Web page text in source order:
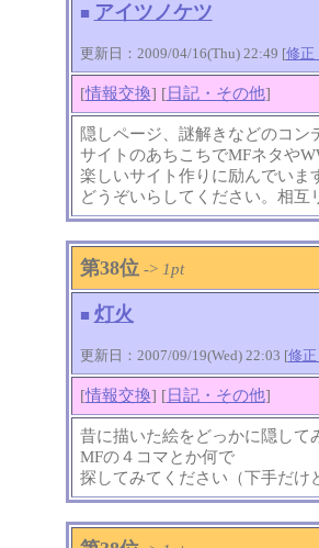
■ アイツノケツ
更新日：2009/04/16(Thu) 22:49 [修正
[情報交換] [日記・その他]
隠しページ、謎解きなどのコン
サイトのあちこちでMFネタや
楽しいサイト作りに励んでいま
どうぞいらしてください。相互
第38位 -> 1pt
■ 灯火
更新日：2007/09/19(Wed) 22:03 [修
[情報交換] [日記・その他]
昔に描いた絵をどっかに隠して
MFの４コマとか何で
探してみてください（下手だけ